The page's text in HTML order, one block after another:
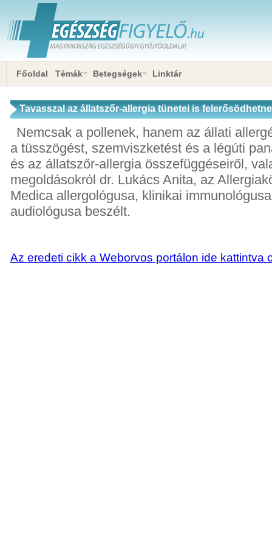
Főoldal Témák Betegségek Linktár
Tavasszal az állatszőr-allergia tünetei is
Nemcsak a pollenek, hanem az állati
a tüsszögést, szemviszketést és a légúti
és az állatszőr-allergia összefüggéseiről,
megoldásokról dr. Lukács Anita, az
Medica allergológusa, klinikai
audiológusa beszélt.
Az eredeti cikk a Weborvos portálon ide kattintva